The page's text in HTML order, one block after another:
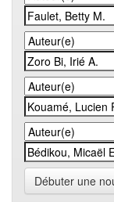
Débuter une